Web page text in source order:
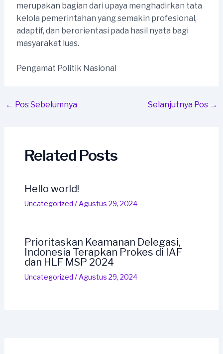
merupakan bagian dari upaya menghadirkan tata
kelola pemerintahan yang semakin profesional,
adaptif, dan berorientasi pada hasil nyata bagi
masyarakat luas.
Pengamat Politik Nasional
Post
← Pos Sebelumnya Selanjutnya Pos →
Related Posts
Hello world!
Uncategorized /Agustus 29, 2024
Prioritaskan Keamanan Delegasi,
Indonesia Terapkan Prokes di IAF
dan HLF MSP 2024
Uncategorized /Agustus 29, 2024